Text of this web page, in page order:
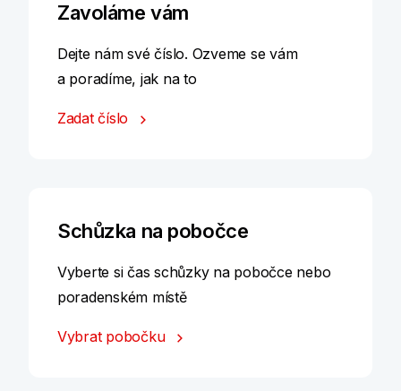
Zavoláme vám
Dejte nám své číslo. Ozveme se vám
a poradíme, jak na to
Zadat číslo
Schůzka na pobočce
Vyberte si čas schůzky na pobočce nebo
poradenském místě
Vybrat pobočku